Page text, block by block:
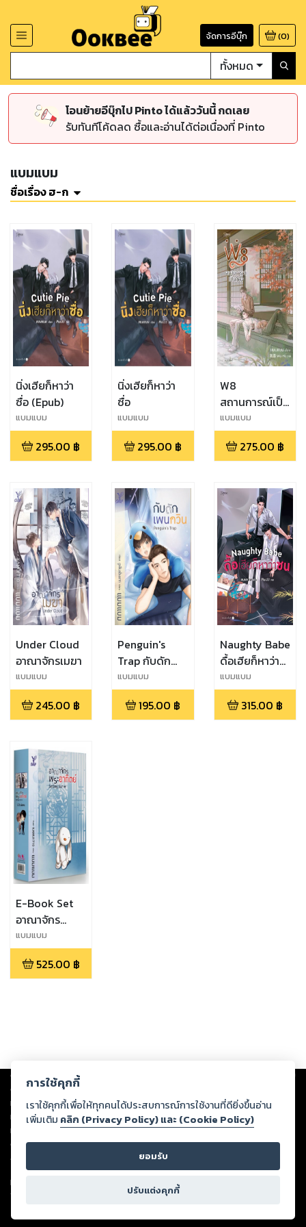
จัดการอีบุ๊ก (0)
ทั้งหมด
โอนย้ายอีบุ๊กไป Pinto ได้แล้ววันนี้ กดเลย
รับทันทีโค้ดลด ซื้อและอ่านได้ต่อเนื่องที่ Pinto
แบมแบม
ชื่อเรื่อง ฮ-ก
นิ่งเฮียก็หาว่า
ซื่อ (Epub)
แบมแบม
295.00 ฿
นิ่งเฮียก็หาว่า
ซื่อ
แบมแบม
295.00 ฿
W8
สถานการณ์เป็น
รอ
แบมแบม
275.00 ฿
Under Cloud
อาณาจักรเมฆา
แบมแบม
245.00 ฿
Penguin's
Trap กับดัก
เพนกวิน
แบมแบม
195.00 ฿
Naughty Babe
ดื้อเฮียก็หาว่า
ซน
แบมแบม
315.00 ฿
E-Book Set
อาณาจักร
พระอาทิตย์ เล่ม
1-2
แบมแบม
525.00 ฿
Copyright © 2026
ต่อผลงานหรือเนื้อหาใดที่อัปโหลดผ่านเว็บไซต์และปรากฏว่าละเมิดสิทธิใน
ทรัพย์สินทางปัญญาของบุคคลอื่นหรือขัดต่อกฎหมายและศีลธรรม ดังนั้น ผู้อ่าน
ทุกท่านโปรดใช้วิจารณญาณในการกลั่นกรองด้วยตนเอง และหากท่านพบว่าส่วน
หนึ่งส่วนใดขัดต่อกฎหมายและศีลธรรม กรุณาแจ้งมายังบริษัท เพื่อทีมงานจะได้
ดำเนินการในทันที ทั้งนี้ ทางสตอรี่ล็อกขอสงวนลิขสิทธิ์ตามพระราชบัญญัติ
ลิขสิทธิ์ พ.ศ. 2537 (ฉบับล่าสุด)
For support: member@ookbee.com
Version
การใช้คุกกี้
เราใช้คุกกี้เพื่อให้ทุกคนได้ประสบการณ์การใช้งานที่ดียิ่งขึ้นอ่าน
เพิ่มเติม คลิก (Privacy Policy) และ (Cookie Policy)
ยอมรับ
ปรับแต่งคุกกี้